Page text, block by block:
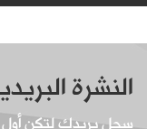
النشرة